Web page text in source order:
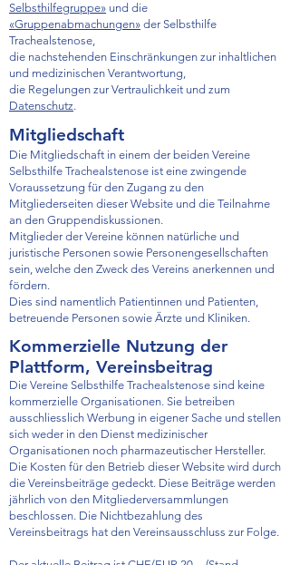
Selbsthilfegruppe» und die
«Gruppenabmachungen» der Selbsthilfe
Trachealstenose,
die nachstehenden Einschränkungen zur inhaltlichen
und medizinischen Verantwortung,
die Regelungen zur Vertraulichkeit und zum
Datenschutz.
Mitgliedschaft
Die Mitgliedschaft in einem der beiden Vereine
Selbsthilfe Trachealstenose ist eine zwingende
Voraussetzung für den Zugang zu den
Mitgliederseiten dieser Website und die Teilnahme
an den Gruppendiskussionen.
Mitglieder der Vereine können natürliche und
juristische Personen sowie Personengesellschaften
sein, welche den Zweck des Vereins anerkennen und
fördern.
Dies sind namentlich Patientinnen und Patienten,
betreuende Personen sowie Ärzte und Kliniken.
Kommerzielle Nutzung der
Plattform, Vereinsbeitrag
Die Vereine Selbsthilfe Trachealstenose sind keine
kommerzielle Organisationen. Sie betreiben
ausschliesslich Werbung in eigener Sache und stellen
sich weder in den Dienst medizinischer
Organisationen noch pharmazeutischer Hersteller.
Die Kosten für den Betrieb dieser Website wird durch
die Vereinsbeiträge gedeckt. Diese Beiträge werden
jährlich von den Mitgliederversammlungen
beschlossen. Die Nichtbezahlung des
Vereinsbeitrags hat den Vereinsausschluss zur Folge.